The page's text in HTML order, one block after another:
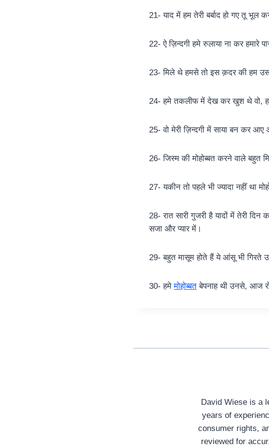
21- याद में हम तेरी बर्बाद हो गए तू भूल
22- ऐ ज़िन्दगी हमे रुलाया ना कर हमारे
23- मिले थे हमसे तो इस क़दर की हम उस
24- हमे तकलीफ में देख कर खुश थे वो,
25- वो मेरी ज़िन्दगी में साया बन कर आए
26- जिस्म की मोहोब्बत करने वाले बहुत
27- यकीन तो पहले भी ज्यादा नहीं था
28- रात सारी गुजरी है यादों में तेरी दिन
सजा और प्यार में।
29- बहुत मासूम होते हैं ये आंसू भी गिरते
30- हमेमोहोब्बत बेपनाह थी उनसे, आज
David Wiese is a
years of
consumer rights,
reviewed for